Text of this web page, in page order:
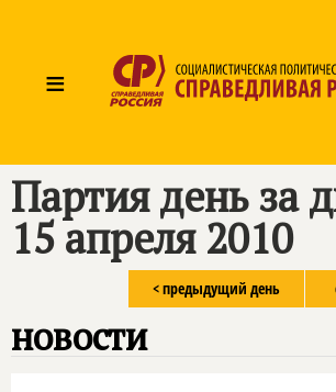
≡
Партия день за
15 апреля 2010
< предыдущий день
новости